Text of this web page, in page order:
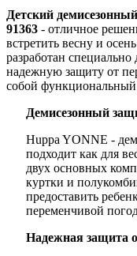
Детский
91363 - отличное
встретить весну и
разработан специально
надежную защиту от
собой
Демисезонный
Huppa YONNE -
подходит как для
двух основных
куртки и
предоставить
переменчивой
Надежная защита